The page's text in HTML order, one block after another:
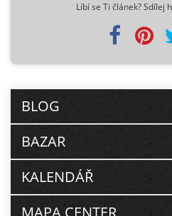
Líbí se Ti článek? Sdílej
BLOG
BAZAR
KALENDÁŘ
MAPA CENTER